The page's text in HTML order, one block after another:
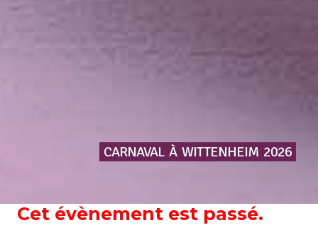
CARNAVAL À WITTENHEIM 2026
Cet évènement est passé.